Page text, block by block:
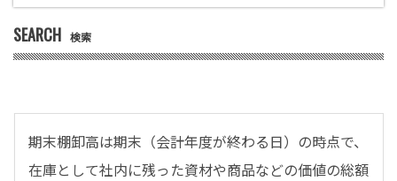
SEARCH 検索
期末棚卸高は期末（会計年度が終わる日）の時点で、
在庫として社内に残った資材や商品などの価値の総額